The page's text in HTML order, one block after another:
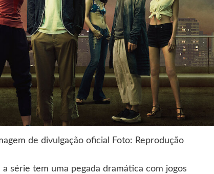
de divulgação oficial Foto: Reprodução
a série tem uma pegada dramática com jogos